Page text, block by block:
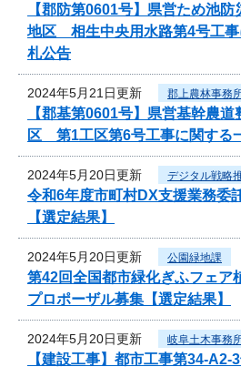
【郡防第0601号】県営ため池
地区 相生中央用水路第4号工事
札公告
2024年5月21日更新 郡上農林事務
【郡基第0601号】県営基幹農
区 第1工区第6号工事に関する
2024年5月20日更新 デジタル戦略
令和6年度市町村DX支援業務委
【選定結果】
2024年5月20日更新 公園緑地課
第42回全国都市緑化ぎふフェ
プロポーザル募集【選定結果】
2024年5月20日更新 岐阜土木事務
【建設工事】都市工事第34-A2-